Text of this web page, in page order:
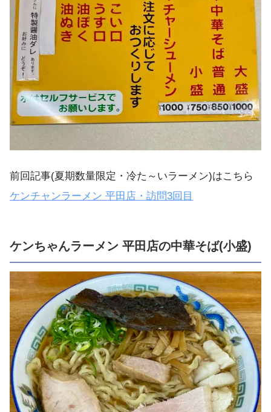
前回記事(夏期数量限定・冷た～いラーメン)はこちら
ケンチャンラーメン 平田店・訪問3回目
ケンちゃんラーメン 平田店の中華そば(小盛)